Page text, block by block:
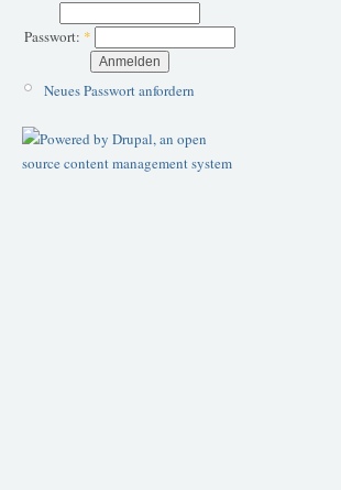
Passwort: *
Neues Passwort anfordern